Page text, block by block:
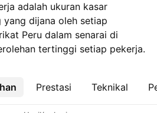
adalah ukuran kasar
yang dijana oleh setiap
Peru dalam senarai di
tertinggi setiap pekerja.
Prestasi Teknikal